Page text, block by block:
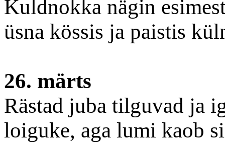
Kuldnokka nägin
üsna kössis ja paistis
26. märts
Rästad juba tilguvad ja
loiguke, aga lumi kaob